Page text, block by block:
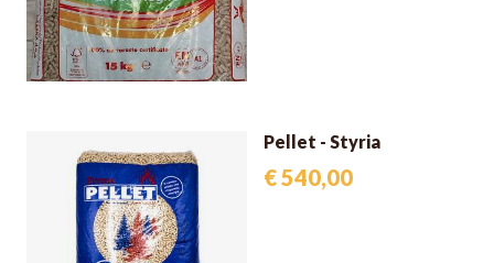
Pellet - Styria
€ 540,00